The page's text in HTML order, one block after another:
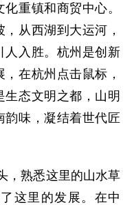
重镇和商贸中心。
从西湖到大运河，
人入胜。杭州是创新
在杭州点击鼠标，
态文明之都，山明
韵味，凝结着世代匠
熟悉这里的山水草
这里的发展。在中